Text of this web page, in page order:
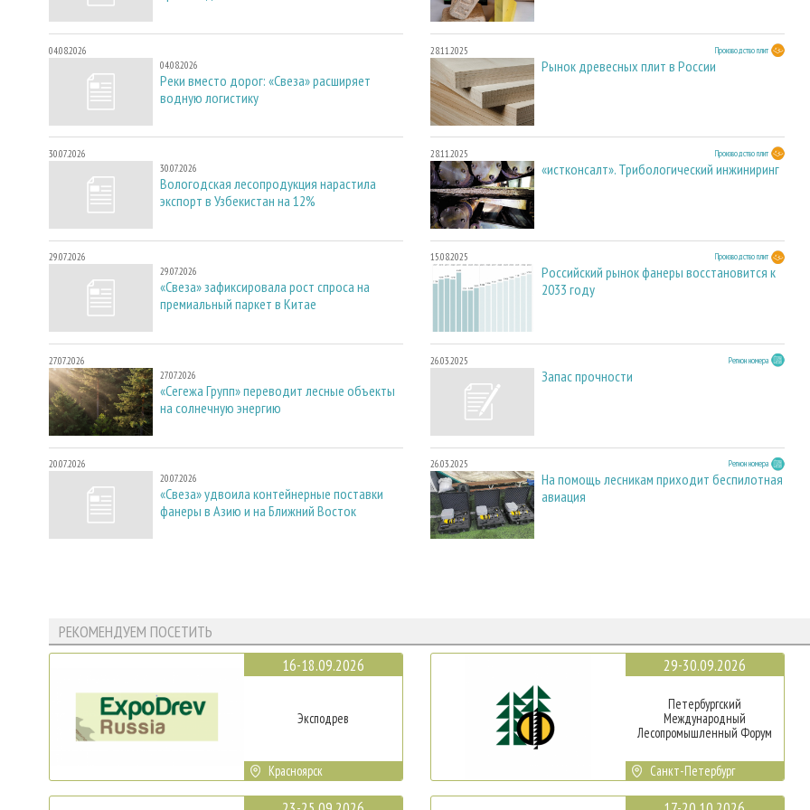
04.08.2026
04.08.2026
Реки вместо дорог: «Свеза» расширяет
водную логистику
30.07.2026
30.07.2026
Вологодская лесопродукция нарастила
экспорт в Узбекистан на 12%
29.07.2026
29.07.2026
«Свеза» зафиксировала рост спроса на
премиальный паркет в Китае
27.07.2026
27.07.2026
«Сегежа Групп» переводит лесные объекты
на солнечную энергию
20.07.2026
20.07.2026
«Свеза» удвоила контейнерные поставки
фанеры в Азию и на Ближний Восток
28.11.2025 Производство плит
Рынок древесных плит в России
28.11.2025 Производство плит
«истконсалт». Трибологический инжиниринг
15.08.2025 Производство плит
Российский рынок фанеры восстановится к
2033 году
26.03.2025 Регион номера
Запас прочности
26.03.2025 Регион номера
На помощь лесникам приходит беспилотная
авиация
РЕКОМЕНДУЕМ ПОСЕТИТЬ
16-18.09.2026
Эксподрев
Красноярск
29-30.09.2026
Петербургский
Международный
Лесопромышленный Форум
Санкт-Петербург